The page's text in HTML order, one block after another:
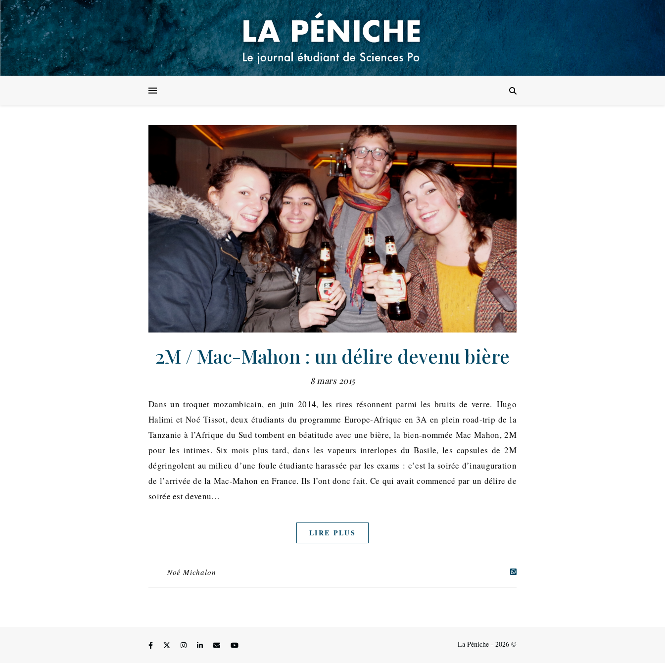
2M / Mac-Mahon : un délire devenu bière
8 mars 2015
Dans un troquet mozambicain, en juin 2014, les rires résonnent parmi les bruits de verre. Hugo
Halimi et Noé Tissot, deux étudiants du programme Europe-Afrique en 3A en plein road-trip de la
Tanzanie à l’Afrique du Sud tombent en béatitude avec une bière, la bien-nommée Mac Mahon, 2M
pour les intimes. Six mois plus tard, dans les vapeurs interlopes du Basile, les capsules de 2M
dégringolent au milieu d’une foule étudiante harassée par les exams : c’est la soirée d’inauguration
de l’arrivée de la Mac-Mahon en France. Ils l’ont donc fait. Ce qui avait commencé par un délire de
soirée est devenu…
LIRE PLUS
Noé Michalon
La Péniche - 2026 ©